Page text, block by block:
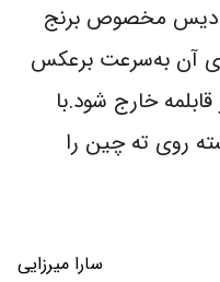
دیس مخصوص برنج
آن به‌سرعت برعکس
خارج شود.با
روی ته چین را
سارا میرزایی